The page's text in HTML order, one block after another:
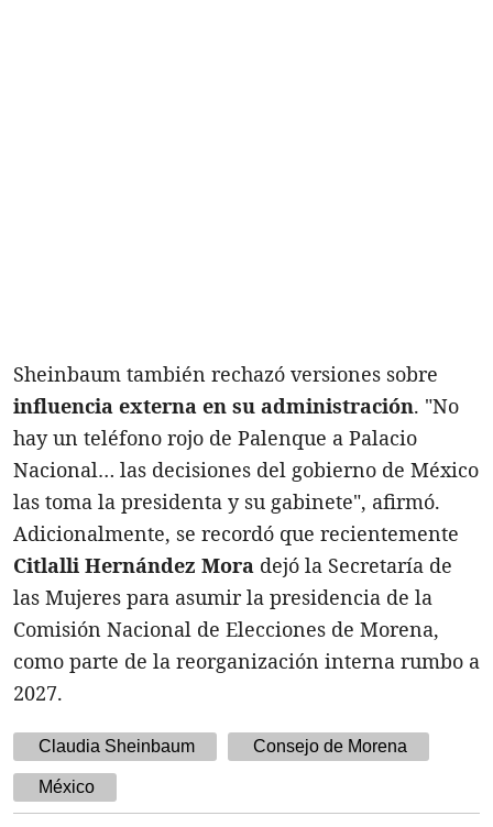
Sheinbaum también rechazó versiones sobre
influencia externa en su administración. "No
hay un teléfono rojo de Palenque a Palacio
Nacional… las decisiones del gobierno de México
las toma la presidenta y su gabinete", afirmó.
Adicionalmente, se recordó que recientemente
Citlalli Hernández Mora dejó la Secretaría de
las Mujeres para asumir la presidencia de la
Comisión Nacional de Elecciones de Morena,
como parte de la reorganización interna rumbo a
2027.
Claudia Sheinbaum Consejo de Morena
México